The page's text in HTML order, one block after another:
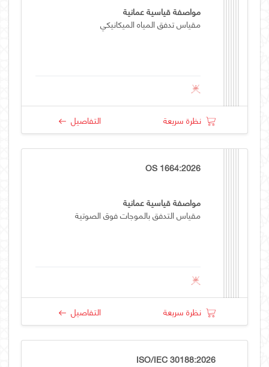
مواصفة قياسية عمانية
مقياس تدفق المياه الميكانيكي
نظرة سريعة التفاصيل
OS 1664:2026
مواصفة قياسية عمانية
مقياس التدفق بالموجات فوق الصوتية
نظرة سريعة التفاصيل
ISO/IEC 30188:2026